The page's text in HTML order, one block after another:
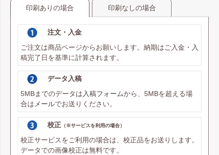
印刷ありの場合 印刷なしの場合
注文・入金
ご注文は商品ページからお願いします。納期はご入金・入
稿完了日を基準に計算されます。
データ入稿
5MBまでのデータは入稿フォームから、5MBを超える場
合はメールでお送りください。
校正（※サービスを利用の場合）
校正サービスをご利用の場合は、校正品をお送りします。
データでの画像校正は無料です。